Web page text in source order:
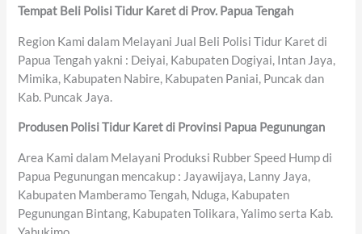
Tempat Beli Polisi Tidur Karet di Prov. Papua Tengah
Region Kami dalam Melayani Jual Beli Polisi Tidur Karet di
Papua Tengah yakni : Deiyai, Kabupaten Dogiyai, Intan Jaya,
Mimika, Kabupaten Nabire, Kabupaten Paniai, Puncak dan
Kab. Puncak Jaya.
Produsen Polisi Tidur Karet di Provinsi Papua Pegunungan
Area Kami dalam Melayani Produksi Rubber Speed Hump di
Papua Pegunungan mencakup : Jayawijaya, Lanny Jaya,
Kabupaten Mamberamo Tengah, Nduga, Kabupaten
Pegunungan Bintang, Kabupaten Tolikara, Yalimo serta Kab.